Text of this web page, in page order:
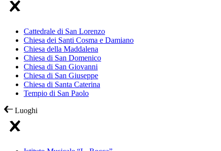
Cattedrale di San Lorenzo
Chiesa dei Santi Cosma e Damiano
Chiesa della Maddalena
Chiesa di San Domenico
Chiesa di San Giovanni
Chiesa di San Giuseppe
Chiesa di Santa Caterina
Tempio di San Paolo
Luoghi